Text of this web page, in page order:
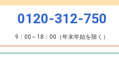
0120-312-750
9：00～18：00（年末年始を除く）